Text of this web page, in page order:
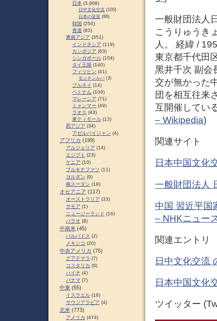
一般財団法人
こうりゅうき
人。 経緯 /
東京都千代田
黑井千次 副会
交が無かった
団を相互往来
互開催してい
– Wikipedia)
関連サイト
日本中国文化
一般財団法人
中国 習近平国
– NHKニュー
関連エントリ
日中文化交流
日本中国文化
ツイッター
日本 (3,968)
日中文化交流 (105)
日本の皇室 (88)
韓国 (250)
香港 (83)
東南アジア (351)
インドネシア (119)
カンボジア (63)
シンガポール (104)
タイ王国 (140)
フィリピン (41)
モンテンルパ (3)
ブルネイ (14)
ベトナム (104)
マレーシア (71)
ミャンマー (49)
ラオス (43)
東ティモール (13)
西アジア (34)
アゼルバイジャン (4)
アフリカ (199)
アルジェリア (14)
エジプト (23)
ケニア (10)
ブルキナファソ (11)
ヨルダン (9)
南スーダン (19)
オセアニア (117)
オーストラリア (33)
サモア (1)
ニュージーランド (16)
パラオ (8)
中南米 (45)
バルバドス (2)
メキシコ (20)
中央アメリカ (75)
グアテマラ (7)
コスタリカ (9)
ハイチ (4)
パナマ (7)
中東 (55)
イスラエル (18)
サウジアラビア (4)
北米 (773)
アメリカ (474)